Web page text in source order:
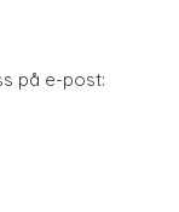
på e-post: